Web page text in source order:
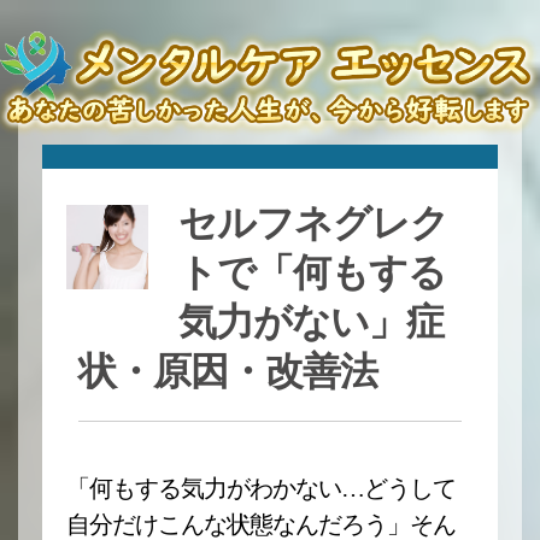
セルフネグレク
トで「何もする
気力がない」症
状・原因・改善法
「何もする気力がわかない…どうして
自分だけこんな状態なんだろう」そん